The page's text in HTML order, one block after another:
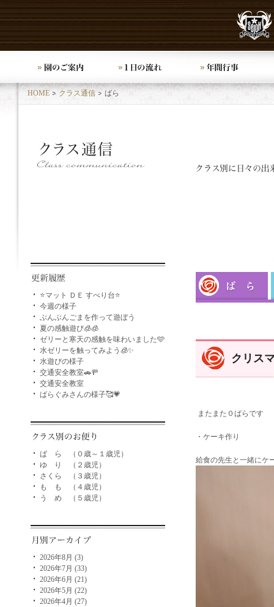
HOME クラス通信 ばら
⭐マット ＤＥ すべり台⭐
今週の様子
ぶんぶんごまを作って遊ぼう
夏の感触遊び🧊🧊
ゼリーと寒天の感触を味わいました🩵
水ゼリーを触ってみよう🧊✨
水遊びの様子
交通安全教室🚗🚥
交通安全教室
ばらぐみさんの様子🥰💗
ば ら （０歳～１歳児）
ゆ り （２歳児）
さくら （３歳児）
も も （４歳児）
う め （５歳児）
2026年8月 (3)
2026年7月 (33)
2026年6月 (21)
2026年5月 (22)
2026年4月 (27)
クリス
またまた０ばらです
・ケーキ作り
給食の先生と一緒にケ